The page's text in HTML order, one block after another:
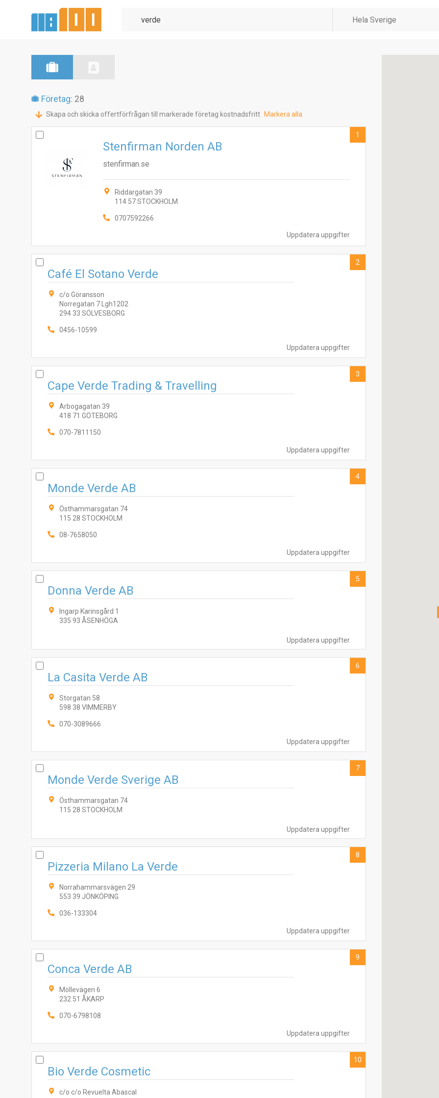
Företag: 28
Skapa och skicka offertförfrågan till markerade företag kostnadsfritt Markera alla
Uppdatera uppgifter
Stenfirman Norden AB
stenfirman.se
Riddargatan 39
114 57 STOCKHOLM
0707592266
1
Uppdatera uppgifter
Café El Sotano Verde
c/o Göransson
Norregatan 7 Lgh1202
294 33 SÖLVESBORG
0456-10599
2
Uppdatera uppgifter
Cape Verde Trading & Travelling
Arbogagatan 39
418 71 GÖTEBORG
070-7811150
3
Uppdatera uppgifter
Monde Verde AB
Östhammarsgatan 74
115 28 STOCKHOLM
08-7658050
4
Uppdatera uppgifter
Donna Verde AB
Ingarp Karinsgård 1
335 93 ÅSENHÖGA
5
Uppdatera uppgifter
La Casita Verde AB
Storgatan 58
598 38 VIMMERBY
070-3089666
6
Uppdatera uppgifter
Monde Verde Sverige AB
Östhammarsgatan 74
115 28 STOCKHOLM
7
Uppdatera uppgifter
Pizzeria Milano La Verde
Norrahammarsvägen 29
553 39 JÖNKÖPING
036-133304
8
Uppdatera uppgifter
Conca Verde AB
Möllevägen 6
232 51 ÅKARP
070-6798108
9
Bio Verde Cosmetic
c/o c/o Revuelta Abascal
10